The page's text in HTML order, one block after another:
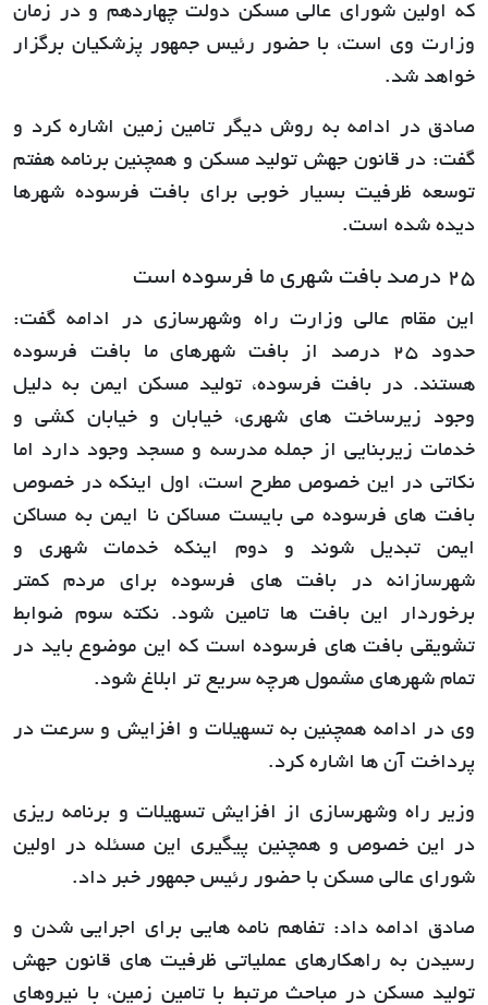
که اولین شورای عالی مسکن دولت چهاردهم و در زمان
وزارت وی است، با حضور رئیس جمهور پزشکیان برگزار
خواهد شد.
صادق در ادامه به روش دیگر تامین زمین اشاره کرد و
گفت: در قانون جهش تولید مسکن و همچنین برنامه هفتم
توسعه ظرفیت بسیار خوبی برای بافت فرسوده شهرها
دیده شده است.
25 درصد بافت شهری ما فرسوده است
این مقام عالی وزارت راه وشهرسازی در ادامه گفت:
حدود 25 درصد از بافت شهرهای ما بافت فرسوده
هستند. در بافت فرسوده، تولید مسکن ایمن به دلیل
وجود زیرساخت های شهری، خیابان و خیابان کشی و
خدمات زیربنایی از جمله مدرسه و مسجد وجود دارد اما
نکاتی در این خصوص مطرح است، اول اینکه در خصوص
بافت های فرسوده می بایست مساکن نا ایمن به مساکن
ایمن تبدیل شوند و دوم اینکه خدمات شهری و
شهرسازانه در بافت های فرسوده برای مردم کمتر
برخوردار این بافت ها تامین شود. نکته سوم ضوابط
تشویقی بافت های فرسوده است که این موضوع باید در
تمام شهرهای مشمول هرچه سریع تر ابلاغ شود.
وی در ادامه همچنین به تسهیلات و افزایش و سرعت در
پرداخت آن ها اشاره کرد.
وزیر راه وشهرسازی از افزایش تسهیلات و برنامه ریزی
در این خصوص و همچنین پیگیری این مسئله در اولین
شورای عالی مسکن با حضور رئیس جمهور خبر داد.
صادق ادامه داد: تفاهم نامه هایی برای اجرایی شدن و
رسیدن به راهکارهای عملیاتی ظرفیت های قانون جهش
تولید مسکن در مباحث مرتبط با تامین زمین، با نیروهای